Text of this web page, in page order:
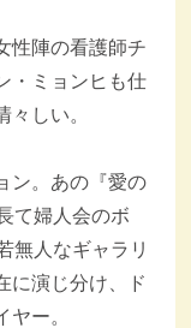
性陣の看護師チ
・ミョンヒも仕
しい。
ン。あの『愛の
て婦人会のボ
無人なギャラリ
に演じ分け、ド
ー。